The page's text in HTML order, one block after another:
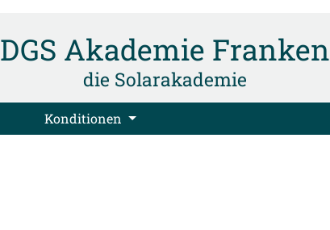
DGS Akademie Franken
die Solarakademie
Konditionen